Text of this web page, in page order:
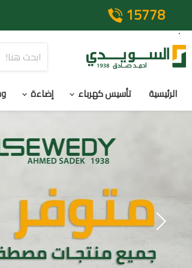
15778
الرئيسية تأسيس كهرباء إضاءة